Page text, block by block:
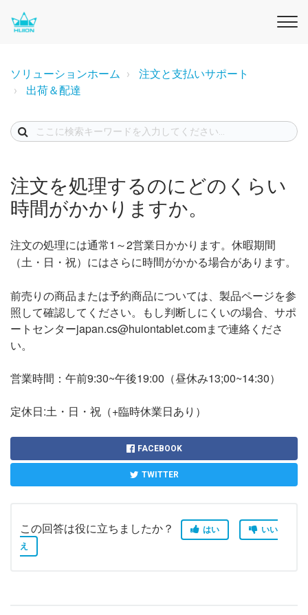
ソリューションホーム
注文と支払いサポート
出荷＆配達
注文を処理するのにどのくらい
時間がかかりますか。
注文の処理には通常1～2営業日かかります。休暇期間
（土・日・祝）にはさらに時間がかかる場合があります。
前売りの商品または予約商品については、製品ページを参
照して確認してください。もし判断しにくいの場合、サポ
ートセンターjapan.cs@huiontablet.comまで連絡くださ
い。
営業時間：午前9:30~午後19:00（昼休み13;00~14:30）
定休日:土・日・祝（+臨時休業日あり）
FACEBOOK
TWITTER
この回答は役に立ちましたか？ はい
いい
え